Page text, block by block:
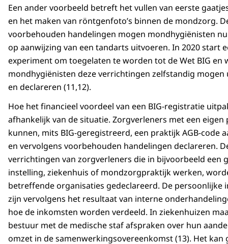
Een ander voorbeeld betreft het vullen van eerste
en het maken van röntgenfoto’s binnen de mondzorg.
voorbehouden handelingen mogen mondhygiënisten
op aanwijzing van een tandarts uitvoeren. In 2020 start
experiment om toegelaten te worden tot de Wet BIG en
mondhygiënisten deze verrichtingen zelfstandig mogen
en declareren (11,12).
Hoe het financieel voordeel van een BIG-registratie
afhankelijk van de situatie. Zorgverleners met een eigen
kunnen, mits BIG-geregistreerd, een praktijk AGB-code
en vervolgens voorbehouden handelingen declareren.
verrichtingen van zorgverleners die in bijvoorbeeld een
instelling, ziekenhuis of mondzorgpraktijk werken,
betreffende organisaties gedeclareerd. De persoonlijke
zijn vervolgens het resultaat van interne
hoe de inkomsten worden verdeeld. In ziekenhuizen
bestuur met de medische staf afspraken over hun
omzet in de samenwerkingsovereenkomst (13). Het kan